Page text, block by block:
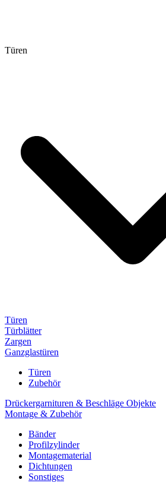
Türen
Türen
Türblätter
Zargen
Ganzglastüren
Türen
Zubehör
Drückergarnituren & Beschläge Objekte
Montage & Zubehör
Bänder
Profilzylinder
Montagematerial
Dichtungen
Sonstiges